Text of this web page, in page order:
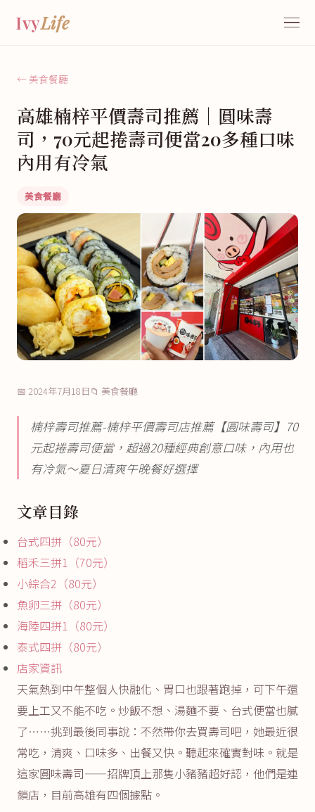
IvyLife
← 美食餐廳
高雄楠梓平價壽司推薦｜圓味壽
司，70元起捲壽司便當20多種口味
內用有冷氣
美食餐廳
📅 2024年7月18日 📁 美食餐廳
楠梓壽司推薦-楠梓平價壽司店推薦【圓味壽司】70
元起捲壽司便當，超過20種經典創意口味，內用也
有冷氣～夏日清爽午晚餐好選擇
文章目錄
台式四拼（80元）
稻禾三拼1（70元）
小綜合2（80元）
魚卵三拼（80元）
海陸四拼1（80元）
泰式四拼（80元）
店家資訊
天氣熱到中午整個人快融化、胃口也跟著跑掉，可下午還
要上工又不能不吃。炒飯不想、湯麵不要、台式便當也膩
了……挑到最後同事說：不然帶你去買壽司吧，她最近很
常吃，清爽、口味多、出餐又快。聽起來確實對味。就是
這家圓味壽司——招牌頂上那隻小豬豬超好認，他們是連
鎖店，目前高雄有四個據點。